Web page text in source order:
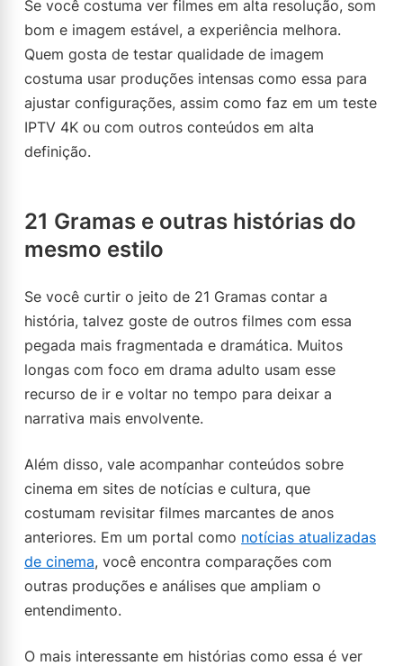
Se você costuma ver filmes em alta resolução, som
bom e imagem estável, a experiência melhora.
Quem gosta de testar qualidade de imagem
costuma usar produções intensas como essa para
ajustar configurações, assim como faz em um teste
IPTV 4K ou com outros conteúdos em alta
definição.
21 Gramas e outras histórias do
mesmo estilo
Se você curtir o jeito de 21 Gramas contar a
história, talvez goste de outros filmes com essa
pegada mais fragmentada e dramática. Muitos
longas com foco em drama adulto usam esse
recurso de ir e voltar no tempo para deixar a
narrativa mais envolvente.
Além disso, vale acompanhar conteúdos sobre
cinema em sites de notícias e cultura, que
costumam revisitar filmes marcantes de anos
anteriores. Em um portal como notícias atualizadas
de cinema, você encontra comparações com
outras produções e análises que ampliam o
entendimento.
O mais interessante em histórias como essa é ver